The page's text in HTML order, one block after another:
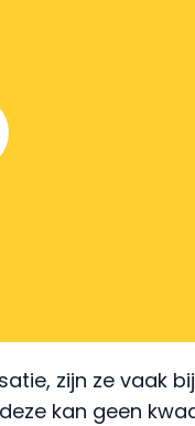
zijn ze vaak
kan geen